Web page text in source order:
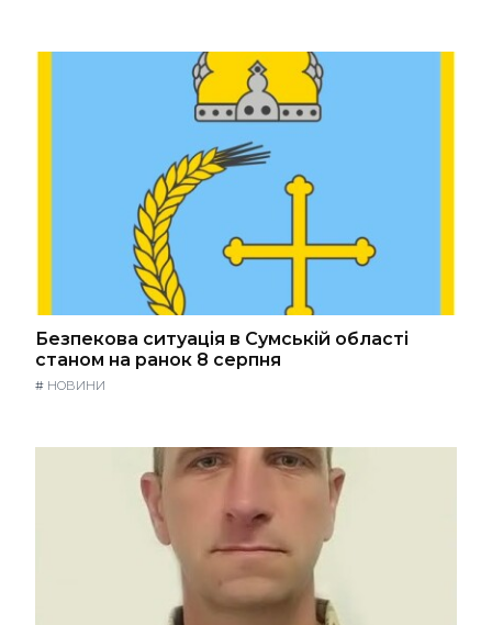
Безпекова ситуація в Сумській області
станом на ранок 8 серпня
# НОВИНИ